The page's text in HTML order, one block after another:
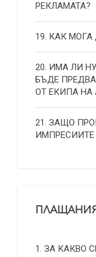
РЕКЛАМАТА?
19. КАК
20. ИМА ЛИ
БЪДЕ
ОТ ЕКИПА НА
21. ЗАЩО
1. ЗА КАКВО